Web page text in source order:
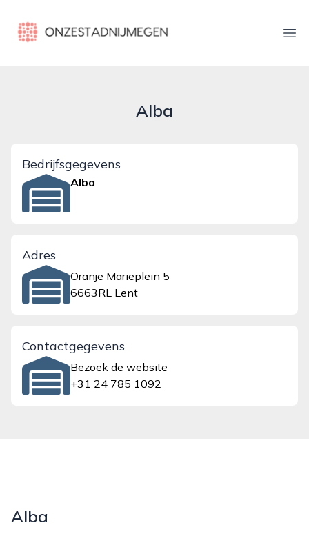
onzestadnijmegen.nl
Alba
Bedrijfsgegevens
Alba
Adres
Oranje Marieplein 5
6663RL Lent
Contactgegevens
Bezoek de website
+31 24 785 1092
Alba